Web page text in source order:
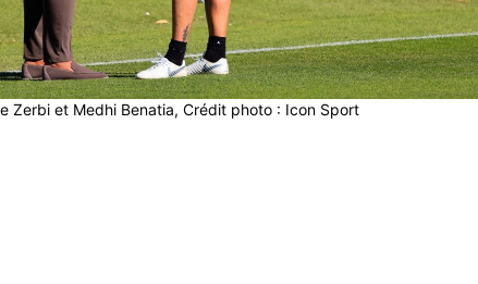
Zerbi et Medhi Benatia, Crédit photo : Icon Sport